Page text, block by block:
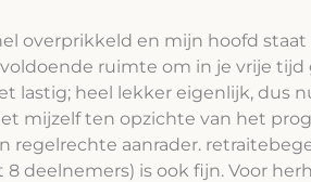
overprikkeld en mijn hoofd
ruimte om in je vrije tijd
lastig; heel lekker eigenlijk, dus
mijzelf ten opzichte van het
regelrechte aanrader.
deelnemers) is ook fijn. Voor